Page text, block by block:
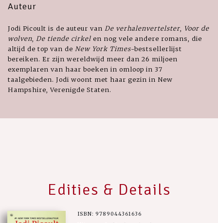
Auteur
Jodi Picoult is de auteur van De verhalenvertelster
Voor de
wolven
De tiende cirkel en nog vele andere romans, die
altijd de top van de New York Times-bestsellerlijst
bereiken. Er zijn wereldwijd meer dan 26 miljoen
exemplaren van haar boeken in omloop in 37
taalgebieden. Jodi woont met haar gezin in New
Hampshire, Verenigde Staten.
Edities & Details
ISBN: 9789044361636